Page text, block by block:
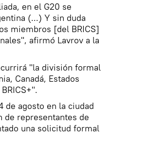
en el G20 se
(...) Y sin duda
miembros [del BRICS]
afirmó Lavrov a la
"la división formal
Canadá, Estados
de agosto en la ciudad
de representantes de
una solicitud formal